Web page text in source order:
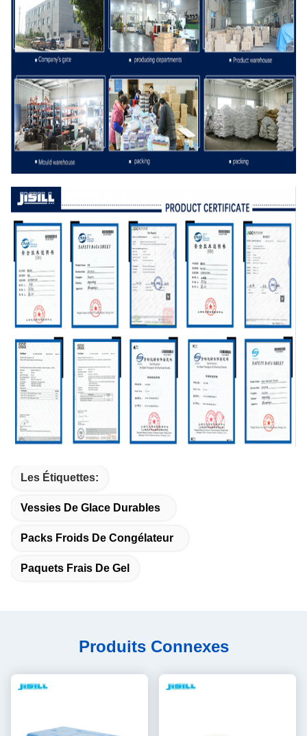
Les Étiquettes:
Vessies De Glace Durables
Packs Froids De Congélateur
Paquets Frais De Gel
Produits Connexes